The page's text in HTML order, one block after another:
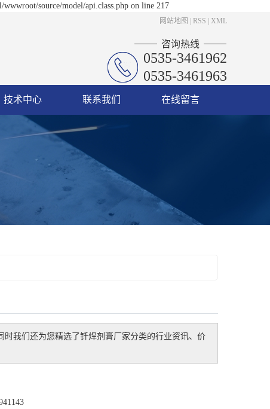
source/model/api.class.php on line 217
网站地图 RSS XML
咨询热线
0535-3461962
0535-3461963
技术中心 联系我们 在线留言
时我们还为您精选了钎焊剂膏厂家分类的行业资讯、价